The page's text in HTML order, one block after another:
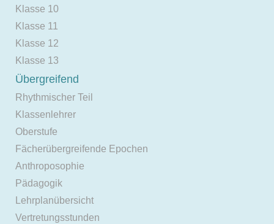
Klasse 10
Klasse 11
Klasse 12
Klasse 13
Übergreifend
Rhythmischer Teil
Klassenlehrer
Oberstufe
Fächerübergreifende Epochen
Anthroposophie
Pädagogik
Lehrplanübersicht
Vertretungsstunden